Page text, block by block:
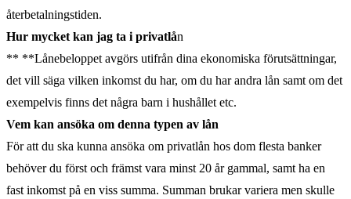
återbetalningstiden.
Hur mycket kan jag ta i privatlån
** **Lånebeloppet avgörs utifrån dina ekonomiska förutsättningar,
det vill säga vilken inkomst du har, om du har andra lån samt om det
exempelvis finns det några barn i hushållet etc.
Vem kan ansöka om denna typen av lån
För att du ska kunna ansöka om privatlån hos dom flesta banker
behöver du först och främst vara minst 20 år gammal, samt ha en
fast inkomst på en viss summa. Summan brukar variera men skulle